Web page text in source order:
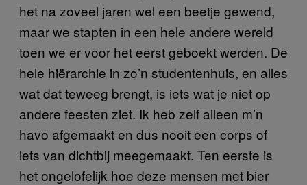
het na zoveel jaren wel een beetje gewend,
maar we stapten in een hele andere wereld
toen we er voor het eerst geboekt werden. De
hele hiërarchie in zo’n studentenhuis, en alles
wat dat teweeg brengt, is iets wat je niet op
andere feesten ziet. Ik heb zelf alleen m’n
havo afgemaakt en dus nooit een corps of
iets van dichtbij meegemaakt. Ten eerste is
het ongelofelijk hoe deze mensen met bier